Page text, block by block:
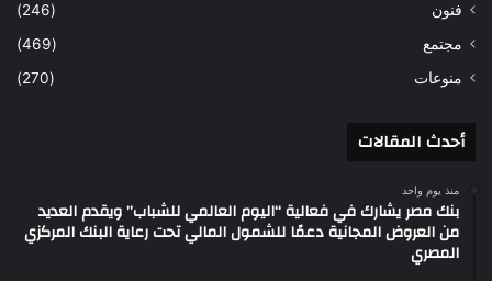
فنون
(246)
مجتمع
(469)
منوعات
(270)
أحدث المقالات
منذ يوم واحد
بنك مصر يشارك في فعالية “اليوم العالمي للشباب” ويقدم العديد
من العروض المجانية دعمًا للشمول المالي تحت رعاية البنك المركزي
المصري